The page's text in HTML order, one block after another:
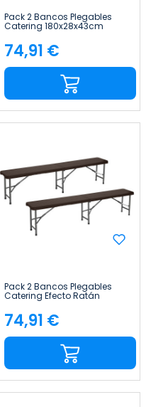
Pack 2 Bancos Plegables
Catering 180x28x43cm
Thinia Home
Precio
74,91 €
Pack 2 Bancos Plegables
Catering Efecto Ratán
Precio
74,91 €